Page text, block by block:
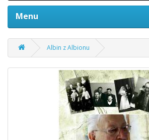
Menu
Albin z Albionu